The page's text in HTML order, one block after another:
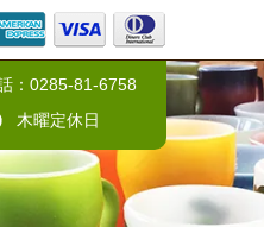
：0285-81-6758
木曜定休日